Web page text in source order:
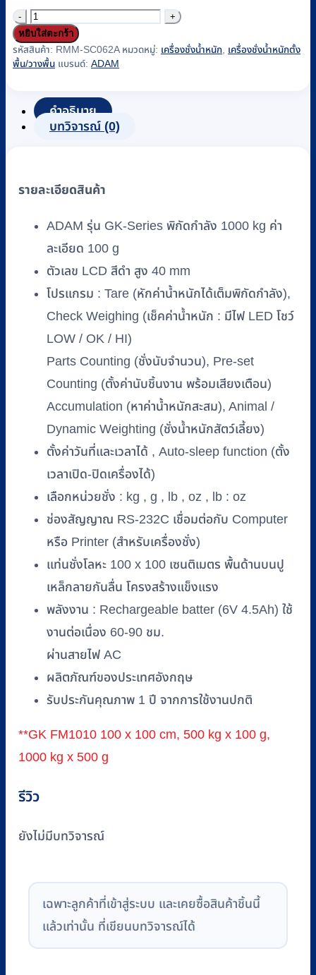
จำนวน
เครื่อง
ชั่ง
แบบ
ดิจิตอล
รุ่น
FM1010
(แท่น
ชั่ง
พิกัด
1000
kg/100
หยิบใส่ตะกร้า
รหัสสินค้า: RMM-SC062A หมวดหมู่: เครื่องชั่งน้ำหนัก เครื่องชั่งน้ำหนักตั้ง
พื้น/วางพื้น แบรนด์: ADAM
คำอธิบาย
บทวิจารณ์ (0)
รายละเอียดสินค้า
ADAM รุ่น GK-Series พิกัดกำลัง 1000 kg ค่า
ละเอียด 100 g
ตัวเลข LCD สีดำ สูง 40 mm
โปรแกรม : Tare (หักค่าน้ำหนักได้เต็มพิกัดกำลัง),
Check Weighing (เช็คค่าน้ำหนัก : มีไฟ LED โชว์
LOW / OK / HI)
Parts Counting (ชั่งนับจำนวน), Pre-set
Counting (ตั้งค่านับชิ้นงาน พร้อมเสียงเตือน)
Accumulation (หาค่าน้ำหนักสะสม), Animal /
Dynamic Weighting (ชั่งน้ำหนักสัตว์เลี้ยง)
ตั้งค่าวันที่และเวลาได้ , Auto-sleep function (ตั้ง
เวลาเปิด-ปิดเครื่องได้)
เลือกหน่วยชั่ง : kg , g , lb , oz , lb : oz
ช่องสัญญาณ RS-232C เชื่อมต่อกับ Computer
หรือ Printer (สำหรับเครื่องชั่ง)
แท่นชั่งโลหะ 100 x 100 เซนติเมตร พื้นด้านบนปู
เหล็กลายกันลื่น โครงสร้างแข็งแรง
พลังงาน : Rechargeable batter (6V 4.5Ah) ใช้
งานต่อเนื่อง 60-90 ชม.
ผ่านสายไฟ AC
ผลิตภัณฑ์ของประเทศอังกฤษ
รับประกันคุณภาพ 1 ปี จากการใช้งานปกติ
**GK FM1010 100 x 100 cm, 500 kg x 100 g,
1000 kg x 500 g
รีวิว
ยังไม่มีบทวิจารณ์
เฉพาะลูกค้าที่เข้าสู่ระบบ และเคยซื้อสินค้าชิ้นนี้
แล้วเท่านั้น ที่เขียนบทวิจารณ์ได้